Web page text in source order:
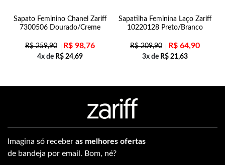
Sapato Feminino Chanel Zariff
7300506 Dourado/Creme
R$259,90 R$ 98,76
4x de R$ 24,69
Sapatilha Feminina Laço Zariff
10220128 Preto/Branco
R$209,90 R$ 64,90
3x de R$ 21,63
Imagina só receber as melhores ofertas
de bandeja por email. Bom, né?